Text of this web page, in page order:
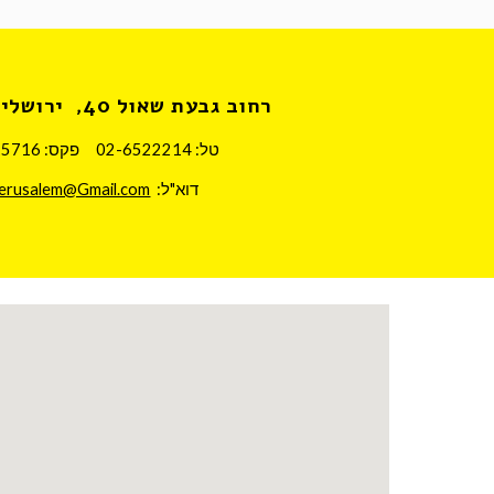
רחוב גבעת שאול 40,  ירושלים
טל: 02-6522214     פקס: 02-6515716
דוא"ל: